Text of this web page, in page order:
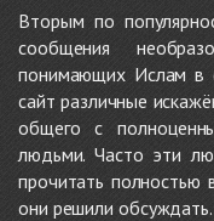
Вторым по
сообщения
понимающих Ислам в
сайт различные
общего с
людьми. Часто эти
прочитать полностью
они решили обсуждать.